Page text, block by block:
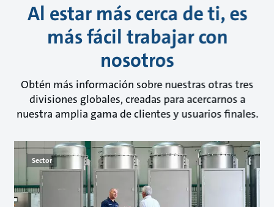
Al estar más cerca de ti, es
más fácil trabajar con
nosotros
Obtén más información sobre nuestras otras tres
divisiones globales, creadas para acercarnos a
nuestra amplia gama de clientes y usuarios finales.
Sector